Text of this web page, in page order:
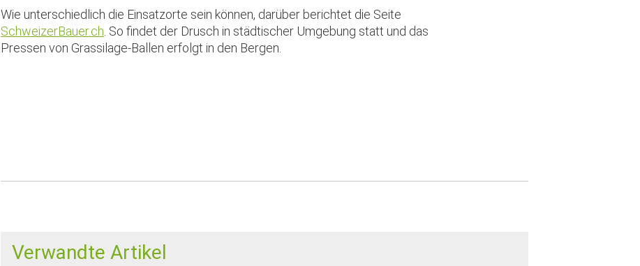
Wie unterschiedlich die Einsatzorte sein können, darüber berichtet die Seite
SchweizerBauer.ch . So findet der Drusch in städtischer Umgebung statt und das
Pressen von Grassilage-Ballen erfolgt in den Bergen.
Verwandte Artikel